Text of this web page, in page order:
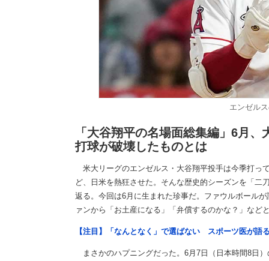
エンゼル
「大谷翔平の名場面総集編」6月、
打球が破壊したものとは
米大リーグのエンゼルス・大谷翔平投手は今季打っ
ど、日米を熱狂させた。そんな歴史的シーズンを「二
返る。今回は6月に生まれた珍事だ。ファウルボール
ァンから「お土産になる」「弁償するのかな？」など
【注目】「なんとなく」で選ばない スポーツ医が語
まさかのハプニングだった。6月7日（日本時間8日